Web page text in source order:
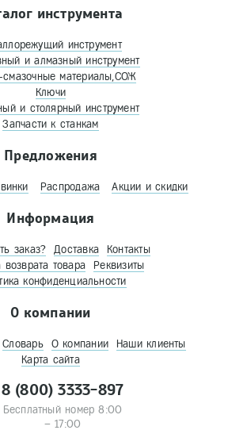
инструмента
инструмент
и алмазный инструмент
смазочные материалы,СОЖ
Ключи
и столярный инструмент
Запчасти к станкам
Предложения
Распродажа Акции и скидки
Информация
заказ? Доставка
Контакты
возврата товара
Реквизиты
конфиденциальности
О компании
Словарь О компании
Наши клиенты
Карта сайта
8 (800) 3333-897
Бесплатный номер 8:00
– 17:00